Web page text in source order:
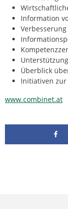
Information
Überblick
Initiativen
www.combinet.at